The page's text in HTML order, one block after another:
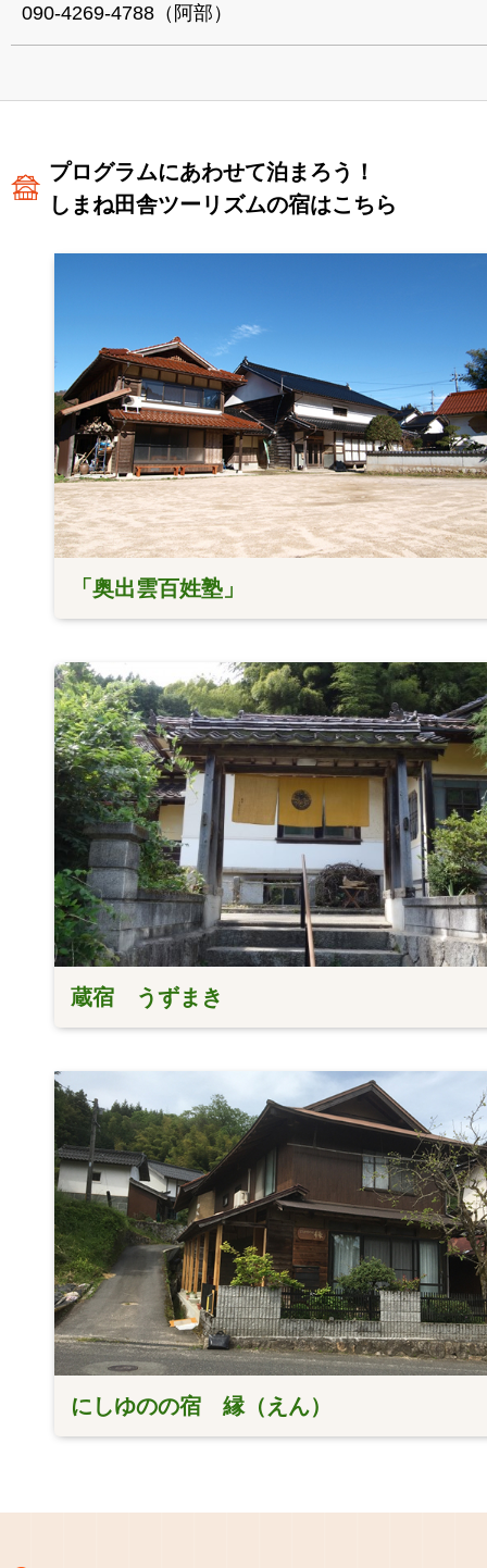
090-4269-4788（阿部）
プログラムにあわせて泊まろう！
しまね田舎ツーリズムの宿はこちら
「奥出雲百姓塾」
蔵宿 うずまき
にしゆのの宿 縁（えん）